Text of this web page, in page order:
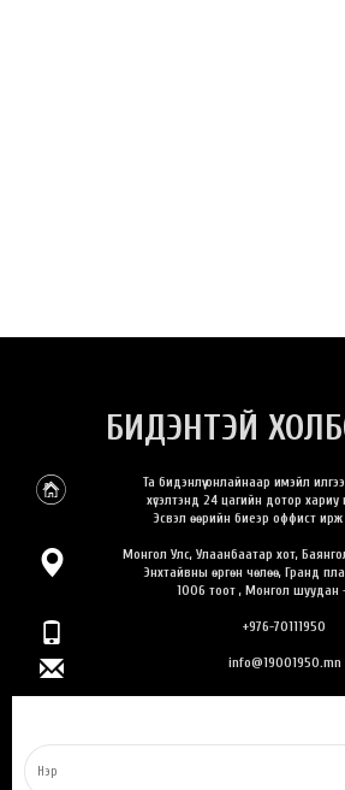
БИДЭНТЭЙ
Та бидэнлүү онлайнаар имэйл
хүсэлтэнд 24 цагийн дотор хариу
Эсвэл өөрийн биеэр оффист
Монгол Улс, Улаанбаатар хот, Баянгол
Энхтайвны өргөн чөлөө, Гранд
1006 тоот , Монгол шуудан
+976-70111950
info@19001950.mn